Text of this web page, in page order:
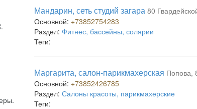
Мандарин, сеть студий загара 80
Основной: +73852754283
Раздел: Фитнес, бассейны, солярии
Теги:
Маргарита, салон-парикмахерская Попова,
Основной: +73852426785
Раздел: Салоны красоты, парикмахерские
Теги: